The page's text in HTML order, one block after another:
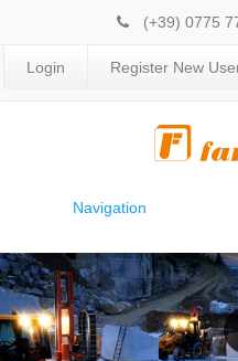
(+39) 0775
Login Register New
Navigation